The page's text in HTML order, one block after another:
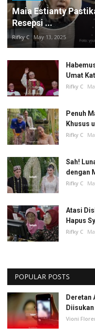
Maia Estianty
Resepsi ...
Rifky C May 13, 2025
Umat
Rifky C
Penuh
Khusus
Rifky C
Sah!
dengan
Rifky C
Atasi
Hapus
Rifky C
POPULAR POSTS
Deretan
Vioni